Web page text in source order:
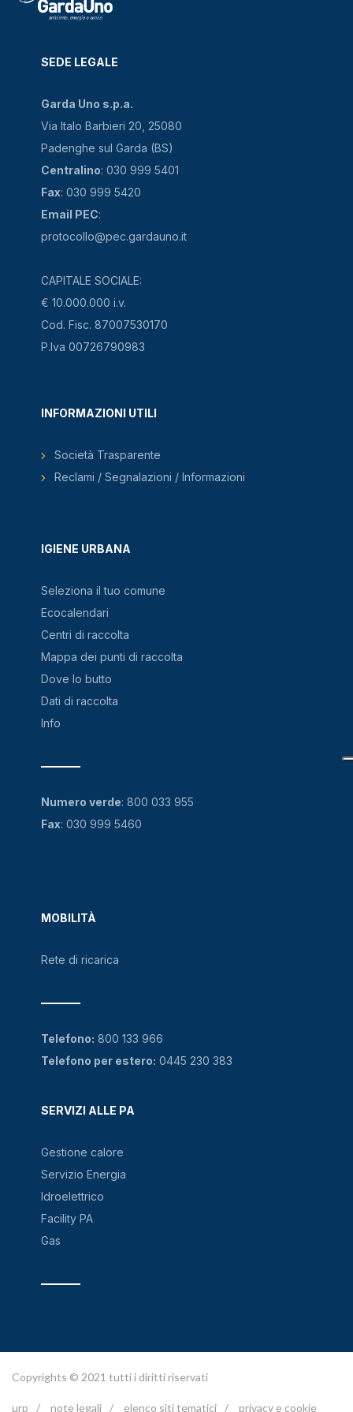
SEDE LEGALE
Garda Uno s.p.a.
Via Italo Barbieri 20, 25080
Padenghe sul Garda (BS)
Centralino: 030 999 5401
Fax: 030 999 5420
Email PEC:
protocollo@pec.gardauno.it
CAPITALE SOCIALE:
€ 10.000.000 i.v.
Cod. Fisc. 87007530170
P.Iva 00726790983
IGIENE URBANA
Seleziona il tuo comune
Ecocalendari
Centri di raccolta
Mappa dei punti di raccolta
Dove lo butto
Dati di raccolta
Info
MOBILITÀ
Rete di ricarica
SERVIZI ALLE PA
Gestione calore
Servizio Energia
Idroelettrico
Facility PA
Gas
INFORMAZIONI UTILI
Società Trasparente
Reclami / Segnalazioni / Informazioni
Numero verde: 800 033 955
Fax: 030 999 5460
Telefono: 800 133 966
Telefono per estero: 0445 230 383
Copyrights © 2021 tutti i diritti riservati
urp / note legali / elenco siti tematici / privacy e cookie